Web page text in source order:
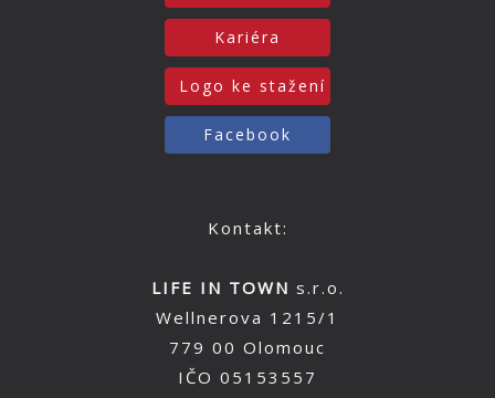
Kariéra
Logo ke stažení
Facebook
Kontakt:
LIFE IN TOWN s.r.o.
Wellnerova 1215/1
779 00 Olomouc
IČO 05153557